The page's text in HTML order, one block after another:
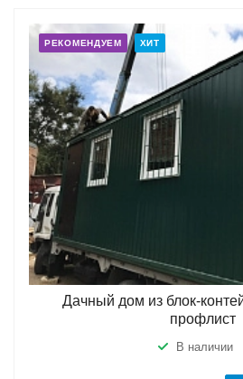
РЕКОМЕНДУЕМ ХИТ
Дачный дом из блок-
профлист
В наличии